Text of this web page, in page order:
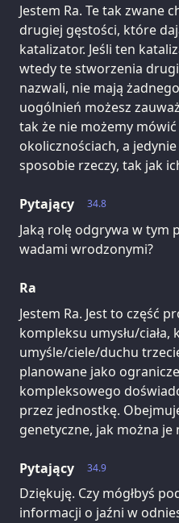
Jestem Ra. Te tak zwane
drugiej gęstości, które
katalizator. Jeśli ten
wtedy te stworzenia
nazwali, nie mają
uogólnień możesz
tak że nie możemy
okolicznościach, a
sposobie rzeczy, tak jak
34.8
Pytający
Jaką rolę odgrywa w tym
wadami wrodzonymi?
Ra
Jestem Ra. Jest to część
kompleksu umysłu/
umyśle/ciele/duchu
planowane jako
kompleksowego
przez jednostkę.
genetyczne, jak można je
34.9
Pytający
Dziękuję. Czy mógłbyś
informacji o jaźni w